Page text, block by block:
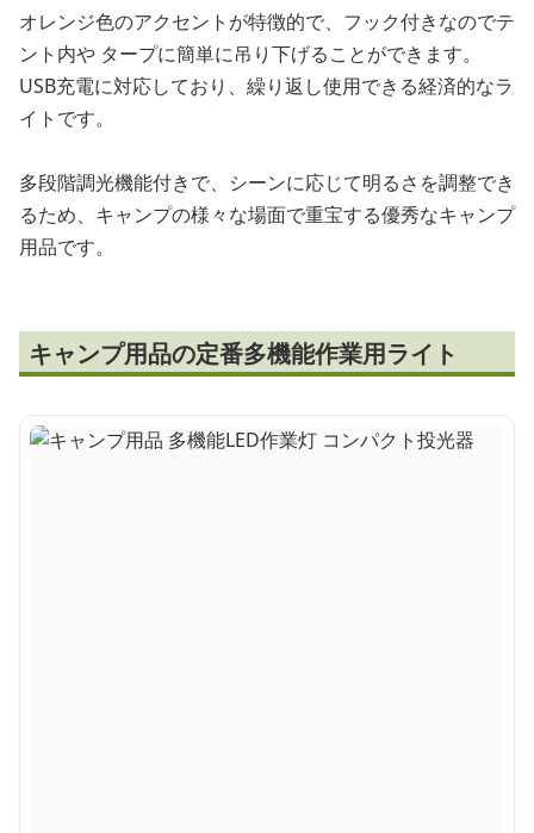
オレンジ色のアクセントが特徴的で、フック付きなのでテ
ント内や タープに簡単に吊り下げることができます。
USB充電に対応しており、繰り返し使用できる経済的なラ
イトです。
多段階調光機能付きで、シーンに応じて明るさを調整でき
るため、キャンプの様々な場面で重宝する優秀なキャンプ
用品です。
キャンプ用品の定番多機能作業用ライト